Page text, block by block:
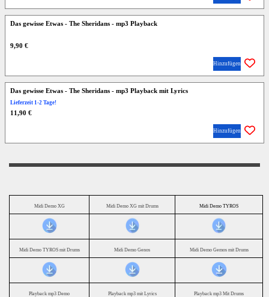
Das gewisse Etwas - The Sheridans - mp3 Playback
9,90 €
Hinzufügen
Das gewisse Etwas - The Sheridans - mp3 Playback mit Lyrics
Lieferzeit 1-2 Tage!
11,90 €
Hinzufügen
Midi Demo XG Midi Demo XG mit Drums Midi Demo TYROS
Midi Demo TYROS mit Drums Midi Demo Genos Midi Demo Gemos mit Drums
Playback mp3 Demo Playback mp3 mit Lyrics Playback mp3 Mit Drums